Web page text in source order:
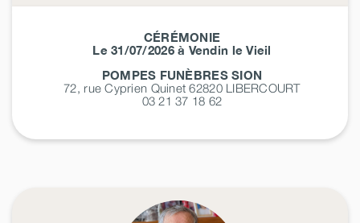
CÉRÉMONIE
Le 31/07/2026 à Vendin le Vieil
POMPES FUNÈBRES SION
72, rue Cyprien Quinet 62820 LIBERCOURT
03 21 37 18 62